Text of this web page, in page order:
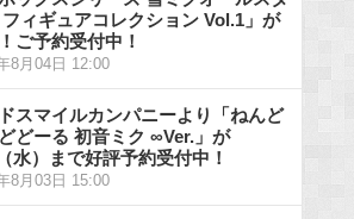
ィギュアコレクション Vol.1」が
ご予約受付中！
8月04日 12:00
スマイルカンパニーより「ねんど
どーる 初音ミク ∞Ver.」が
水）まで好評予約受付中！
8月03日 15:00